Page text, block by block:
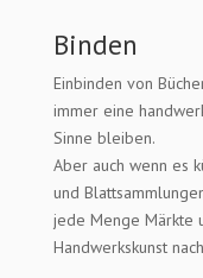
Binden
Einbinden von
immer eine
Sinne bleiben.
Aber auch wenn es
und
jede Menge Märkte
Handwerkskunst